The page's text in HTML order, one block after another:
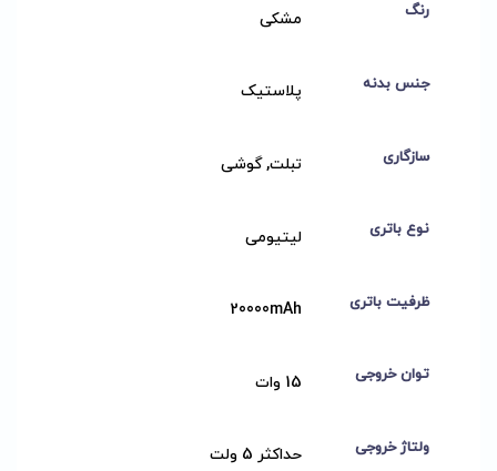
رنگ مشکی
جنس بدنه پلاستیک
سازگاری تبلت, گوشی
نوع باتری لیتیومی
ظرفیت باتری 20000mAh
توان خروجی 15 وات
ولتاژ خروجی حداکثر 5 ولت